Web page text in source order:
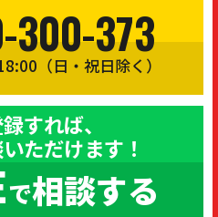
300-373
（日・祝日除く）
すれば、
ただけます！
で相談する